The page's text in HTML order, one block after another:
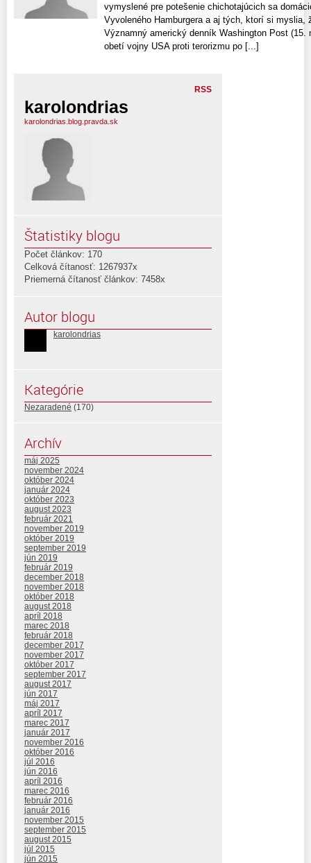
vymyslené pre potešenie chichotajúcich sa
Vyvoleného Hamburgera a aj tých, ktorí si
Významný americký denník Washington Post (15.
obetí vojny USA proti terorizmu po [...]
RSS
karolondrias
karolondrias.blog.pravda.sk
Štatistiky blogu
Počet článkov: 170
Celková čítanosť: 1267937x
Priemerná čítanosť článkov: 7458x
Autor blogu
karolondrias
Kategórie
Nezaradené (170)
Archív
máj 2025
november 2024
október 2024
január 2024
október 2023
august 2023
február 2021
november 2019
október 2019
september 2019
jún 2019
február 2019
december 2018
november 2018
október 2018
august 2018
apríl 2018
marec 2018
február 2018
december 2017
november 2017
október 2017
september 2017
august 2017
jún 2017
máj 2017
apríl 2017
marec 2017
január 2017
november 2016
október 2016
júl 2016
jún 2016
apríl 2016
marec 2016
február 2016
január 2016
november 2015
september 2015
august 2015
júl 2015
jún 2015